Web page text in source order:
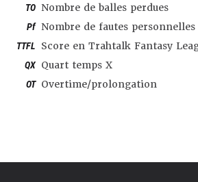
TO Nombre de balles perdues
Pf Nombre de fautes personnelles
TTFL Score en Trahtalk Fantasy
QX Quart temps X
OT Overtime/prolongation